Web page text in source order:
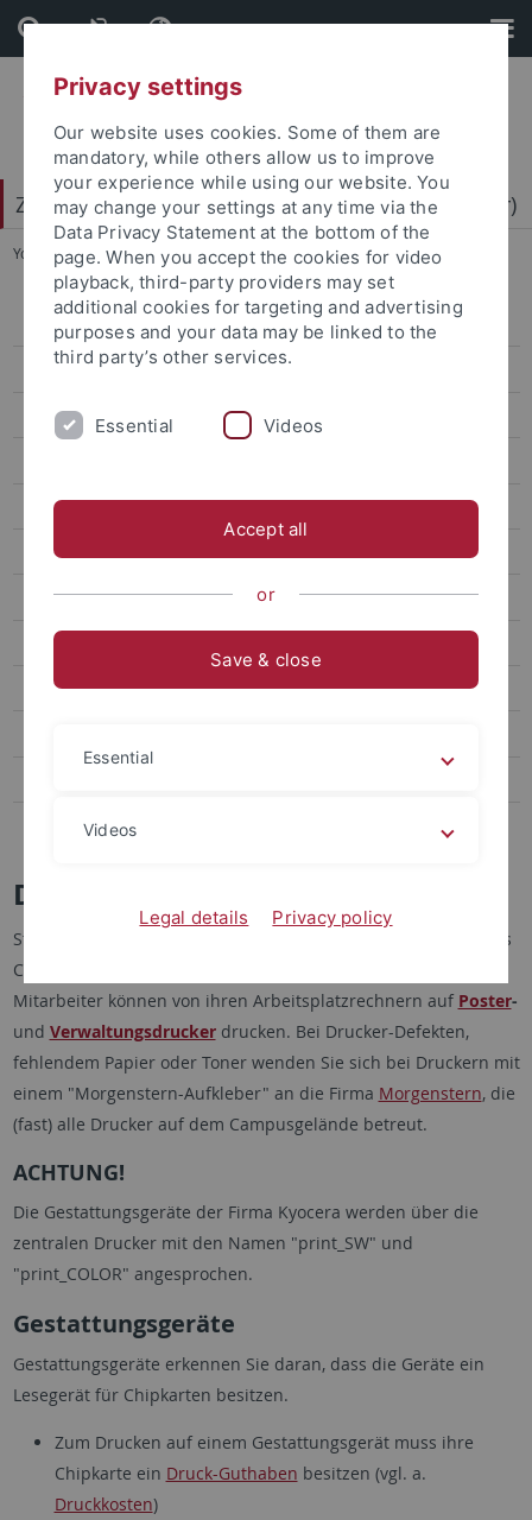
Skip
to
content
Skip
to
footer
Zentrum für Datenverarbeitung (ZDV) (data center)
You are here: Home ... Drucken
Drucken
Posterdrucker
Drucker hinzufügen
Drucker Admin-Installation
Drucker macOS
E-Learning
timms
Lecture and event recording
DTEN D7
Drucken
Studierende und Gäste der Universität drucken mit Hilfe eines
Chipkarten-Guthabens auf sogenannten
Mitarbeiter können von ihren Arbeitsplatzrechnern auf Poster-
und Verwaltungsdrucker drucken. Bei Drucker-Defekten,
fehlendem Papier oder Toner wenden Sie sich bei Druckern mit
einem "Morgenstern-Aufkleber" an die Firma Morgenstern, die
(fast) alle Drucker auf dem Campusgelände betreut.
ACHTUNG!
Die Gestattungsgeräte der Firma Kyocera werden über die
zentralen Drucker mit den Namen "print_SW" und
"print_COLOR" angesprochen.
Gestattungsgeräte
Gestattungsgeräte erkennen Sie daran, dass die Geräte ein
Lesegerät für Chipkarten besitzen.
Zum Drucken auf einem Gestattungsgerät muss ihre
Chipkarte ein Druck-Guthaben besitzen (vgl. a.
Druckkosten)
Privacy settings
Our website uses cookies. Some of them are
mandatory, while others allow us to improve
your experience while using our website. You
may change your settings at any time via the
Data Privacy Statement at the bottom of the
page. When you accept the cookies for video
playback, third-party providers may set
additional cookies for targeting and advertising
purposes and your data may be linked to the
third party’s other services.
Essential Videos
Accept all
or
Save & close
Essential
Videos
Legal details Privacy policy